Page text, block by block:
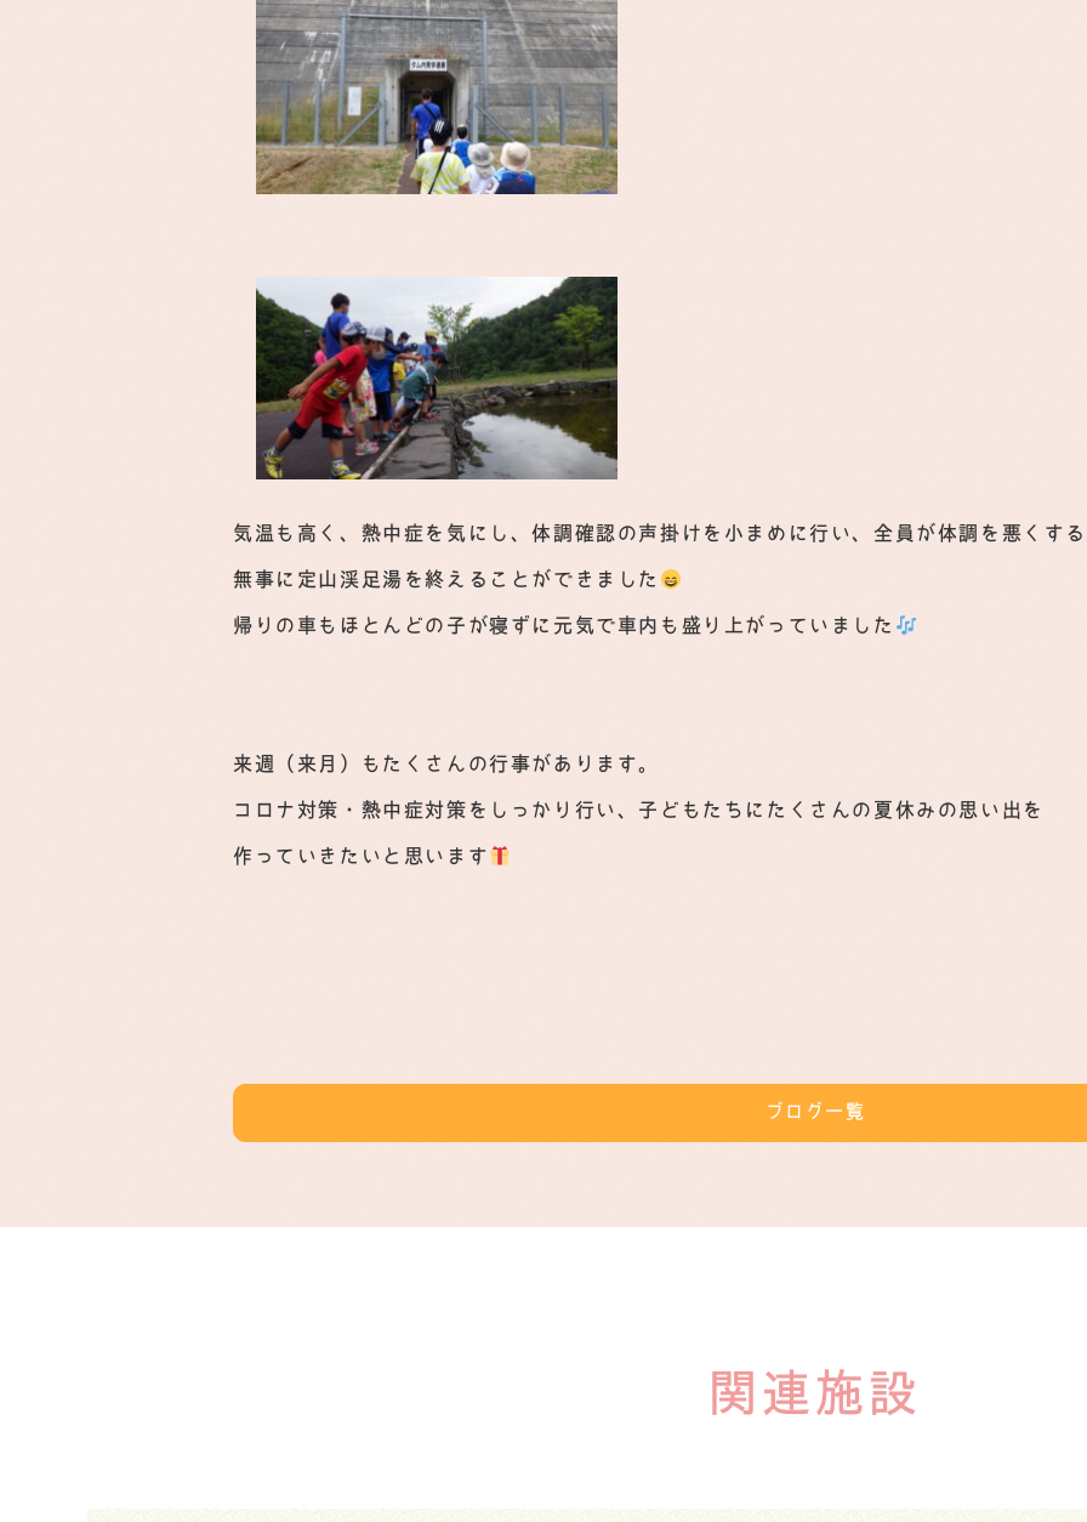
気温も高く、熱中症を気にし、体調確認の声掛けを小まめに行い、全員が体調を悪くす
無事に定山渓足湯を終えることができました
帰りの車もほとんどの子が寝ずに元気で車内も盛り上がっていました
来週（来月）もたくさんの行事があります。
コロナ対策・熱中症対策をしっかり行い、子どもたちにたくさんの夏休みの思い出を
作っていきたいと思います
ブログ一覧
関連施設